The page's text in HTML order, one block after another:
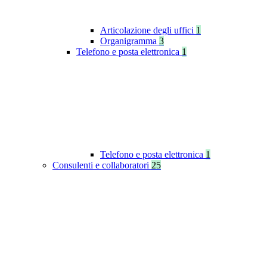
Articolazione degli uffici 1
Organigramma 3
Telefono e posta elettronica 1
Telefono e posta elettronica 1
Consulenti e collaboratori 25